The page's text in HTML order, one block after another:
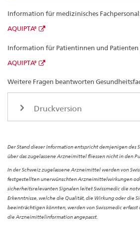
Information für medizinisches
AQUIPTA®
Information für Patientinnen und Patienten
AQUIPTA®
Weitere Fragen beantworten
Druckversion
Der Stand dieser Information entspricht demjenigen des
über das zugelassene Arzneimittel fliessen nicht in den
In der Schweiz zugelassene Arzneimittel werden von
festgestellten unerwünschten Arzneimittelwirkungen
sicherheitsrelevanten Signalen leitet Swissmedic die
Erkenntnisse, welche die Qualität, die Wirkung oder die
beeinträchtigen könnten, werden von Swissmedic
die Arzneimittelinformation angepasst.